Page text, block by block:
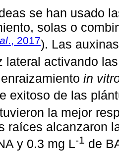
se han usado
solas o
., 2017). Las
lateral activando
in
exitoso de las
la mejor
raíces alcanzaron
y 0.3 mg L-1 de